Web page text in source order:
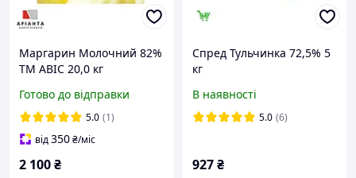
Маргарин Молочний 82%
ТМ АВІС 20,0 кг
Готово до відправки
5.0 (1)
від350₴/міс
2 100₴
Спред Тульчинка 72,5% 5
кг
В наявності
5.0 (6)
927₴